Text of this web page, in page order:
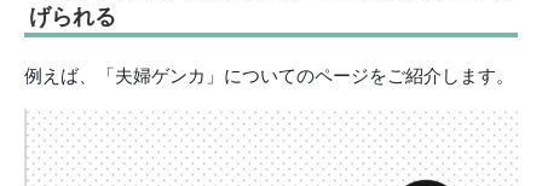
げられる
例えば、「夫婦ゲンカ」についてのページをご紹介します。